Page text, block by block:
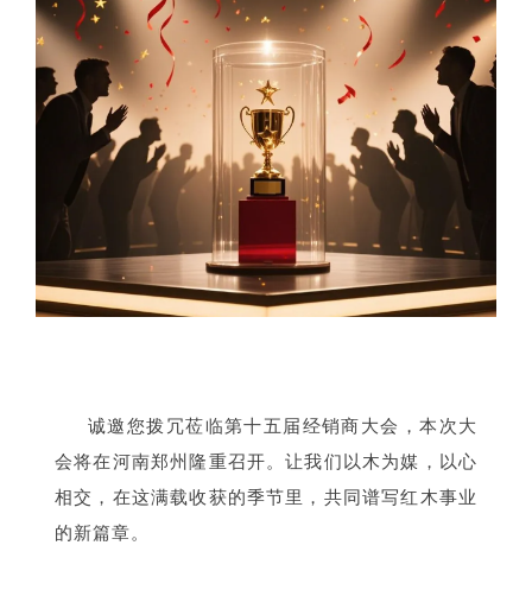
诚邀您拨冗莅临第十五届经销商大会，本次大
会将在河南郑州隆重召开。让我们以木为媒，以心
相交，在这满载收获的季节里，共同谱写红木事业
的新篇章。